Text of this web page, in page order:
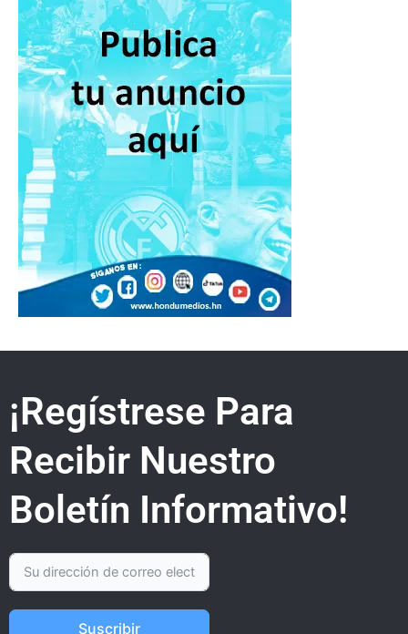
¡Regístrese Para
Recibir Nuestro
Boletín Informativo!
Suscribir